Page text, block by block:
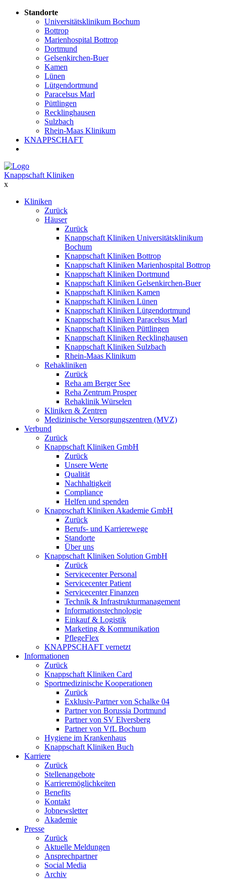
Standorte
Universitätsklinikum Bochum
Bottrop
Marienhospital Bottrop
Dortmund
Gelsenkirchen-Buer
Kamen
Lünen
Lütgendortmund
Paracelsus Marl
Püttlingen
Recklinghausen
Sulzbach
Rhein-Maas Klinikum
KNAPPSCHAFT
Knappschaft Kliniken
x
Kliniken
Zurück
Häuser
Zurück
Knappschaft Kliniken Universitätsklinikum
Bochum
Knappschaft Kliniken Bottrop
Knappschaft Kliniken Marienhospital Bottrop
Knappschaft Kliniken Dortmund
Knappschaft Kliniken Gelsenkirchen-Buer
Knappschaft Kliniken Kamen
Knappschaft Kliniken Lünen
Knappschaft Kliniken Lütgendortmund
Knappschaft Kliniken Paracelsus Marl
Knappschaft Kliniken Püttlingen
Knappschaft Kliniken Recklinghausen
Knappschaft Kliniken Sulzbach
Rhein-Maas Klinikum
Rehakliniken
Zurück
Reha am Berger See
Reha Zentrum Prosper
Rehaklinik Würselen
Kliniken & Zentren
Medizinische Versorgungszentren (MVZ)
Verbund
Zurück
Knappschaft Kliniken GmbH
Zurück
Unsere Werte
Qualität
Nachhaltigkeit
Compliance
Helfen und spenden
Knappschaft Kliniken Akademie GmbH
Zurück
Berufs- und Karrierewege
Standorte
Über uns
Knappschaft Kliniken Solution GmbH
Zurück
Servicecenter Personal
Servicecenter Patient
Servicecenter Finanzen
Technik & Infrastrukturmanagement
Informationstechnologie
Einkauf & Logistik
Marketing & Kommunikation
PflegeFlex
KNAPPSCHAFT vernetzt
Informationen
Zurück
Knappschaft Kliniken Card
Sportmedizinische Kooperationen
Zurück
Exklusiv-Partner von Schalke 04
Partner von Borussia Dortmund
Partner von SV Elversberg
Partner von VfL Bochum
Hygiene im Krankenhaus
Knappschaft Kliniken Buch
Karriere
Zurück
Stellenangebote
Karrieremöglichkeiten
Benefits
Kontakt
Jobnewsletter
Akademie
Presse
Zurück
Aktuelle Meldungen
Ansprechpartner
Social Media
Archiv